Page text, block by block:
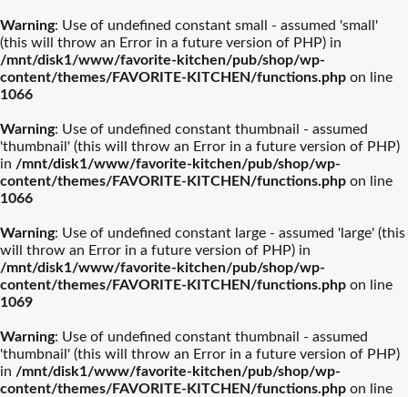
Warning: Use of undefined constant small - assumed 'small'
(this will throw an Error in a future version of PHP) in
/mnt/disk1/www/favorite-kitchen/pub/shop/wp-
content/themes/FAVORITE-KITCHEN/functions.php on line
1066
Warning: Use of undefined constant thumbnail - assumed
'thumbnail' (this will throw an Error in a future version of PHP)
in /mnt/disk1/www/favorite-kitchen/pub/shop/wp-
content/themes/FAVORITE-KITCHEN/functions.php on line
1066
Warning: Use of undefined constant large - assumed 'large' (this
will throw an Error in a future version of PHP) in
/mnt/disk1/www/favorite-kitchen/pub/shop/wp-
content/themes/FAVORITE-KITCHEN/functions.php on line
1069
Warning: Use of undefined constant thumbnail - assumed
'thumbnail' (this will throw an Error in a future version of PHP)
in /mnt/disk1/www/favorite-kitchen/pub/shop/wp-
content/themes/FAVORITE-KITCHEN/functions.php on line